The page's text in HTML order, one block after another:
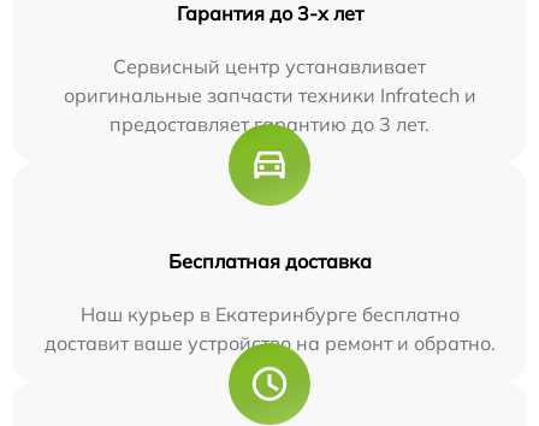
Гарантия до 3-х лет
Сервисный центр устанавливает
оригинальные запчасти техники Infratech и
предоставляет гарантию до 3 лет.
Бесплатная доставка
Наш курьер в Екатеринбурге бесплатно
доставит ваше устройство на ремонт и обратно.